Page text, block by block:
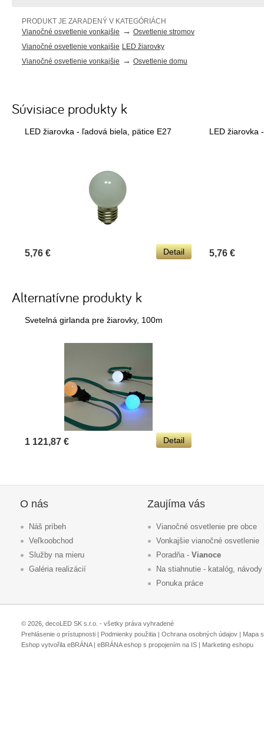
PRODUKT JE ZARADENÝ V KATEGÓRIÁCH
Vianočné osvetlenie vonkajšie → Osvetlenie stromov
Vianočné osvetlenie vonkajšie LED žiarovky
Vianočné osvetlenie vonkajšie → Osvetlenie domu
Súvisiace produkty k
LED žiarovka - ľadová biela, pätice E27
5,76 € Detail
LED žiarovka
5,76 €
Alternatívne produkty k
Svetelná girlanda pre žiarovky, 100m
1 121,87 € Detail
O nás
Náš príbeh
Veľkoobchod
Služby na mieru
Galéria realizácií
Zaujíma vás
Vianočné osvetlenie pre obce
Vonkajšie vianočné osvetlenie
Poradňa - Vianoce
Na stiahnutie - katalóg, návody
Ponuka práce
© 2026, decoLED SK s.r.o. - všetky práva vyhradené
Prehlásenie o prístupnosti | Podmienky použitia | Ochrana osobných údajov | Mapa
Eshop vytvořila eBRÁNA| eBRÁNA eshop s propojením na IS | Marketing eshopu